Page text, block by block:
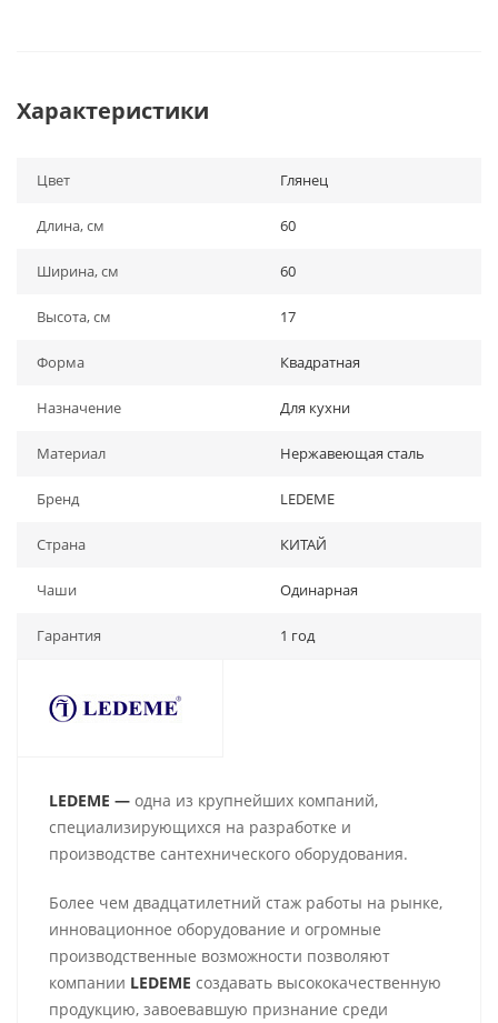
Характеристики
Цвет Глянец
Длина, см 60
Ширина, см 60
Высота, см 17
Форма Квадратная
Назначение Для кухни
Материал Нержавеющая сталь
Бренд LEDEME
Страна КИТАЙ
Чаши Одинарная
Гарантия 1 год
LEDEME — одна из крупнейших компаний,
специализирующихся на разработке и
производстве сантехнического оборудования.
Более чем двадцатилетний стаж работы на рынке,
инновационное оборудование и огромные
производственные возможности позволяют
компании LEDEME создавать высококачественную
продукцию, завоевавшую признание среди